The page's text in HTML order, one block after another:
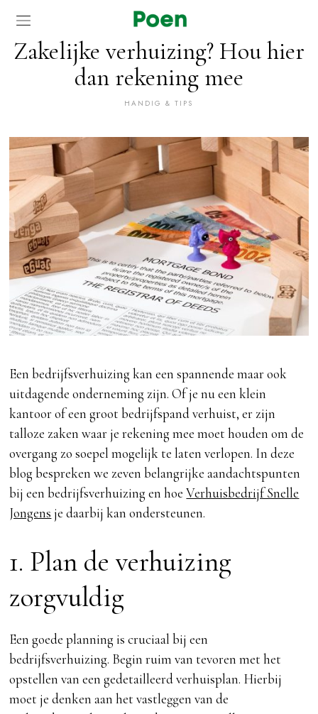
Zakelijke verhuizing? Hou hier
dan rekening mee
HANDIG & TIPS
Een bedrijfsverhuizing kan een spannende maar ook
uitdagende onderneming zijn. Of je nu een klein
kantoor of een groot bedrijfspand verhuist, er zijn
talloze zaken waar je rekening mee moet houden om de
overgang zo soepel mogelijk te laten verlopen. In deze
blog bespreken we zeven belangrijke aandachtspunten
bij een bedrijfsverhuizing en hoeVerhuisbedrijf Snelle
Jongens je daarbij kan ondersteunen.
1. Plan de verhuizing
zorgvuldig
Een goede planning is cruciaal bij een
bedrijfsverhuizing. Begin ruim van tevoren met het
opstellen van een gedetailleerd verhuisplan. Hierbij
moet je denken aan het vastleggen van de